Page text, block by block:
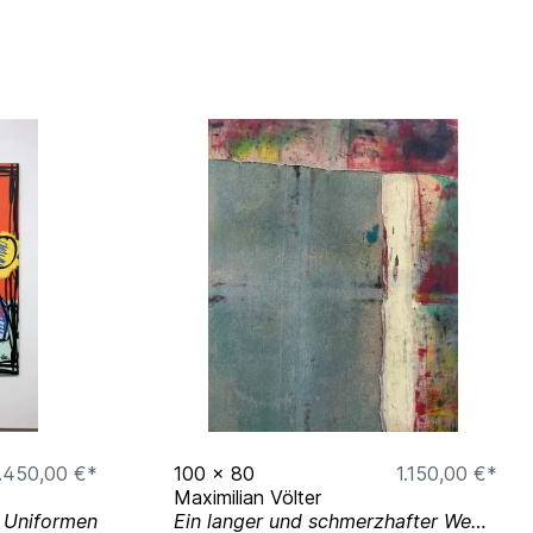
€*
100 x 80
1.150,00 €*
Maximilian Völter
Ein langer und schmerzhafter Weg zur Einsicht